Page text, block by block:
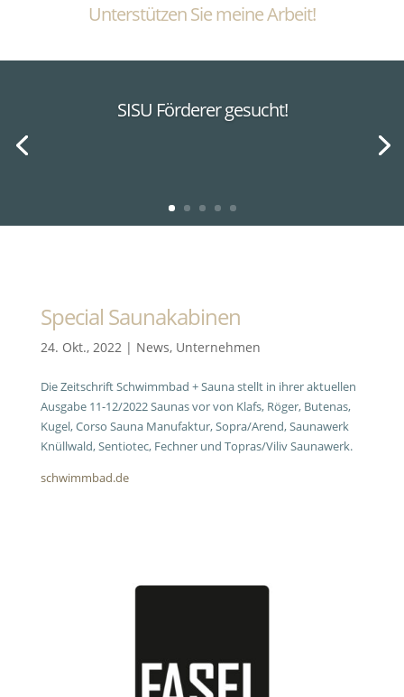
Unterstützen Sie meine Arbeit!
SISU Förderer gesucht!
Special Saunakabinen
24. Okt., 2022| News, Unternehmen
Die Zeitschrift Schwimmbad + Sauna stellt in ihrer aktuellen
Ausgabe 11-12/2022 Saunas vor von Klafs, Röger, Butenas,
Kugel, Corso Sauna Manufaktur, Sopra/Arend, Saunawerk
Knüllwald, Sentiotec, Fechner und Topras/Viliv Saunawerk.
schwimmbad.de